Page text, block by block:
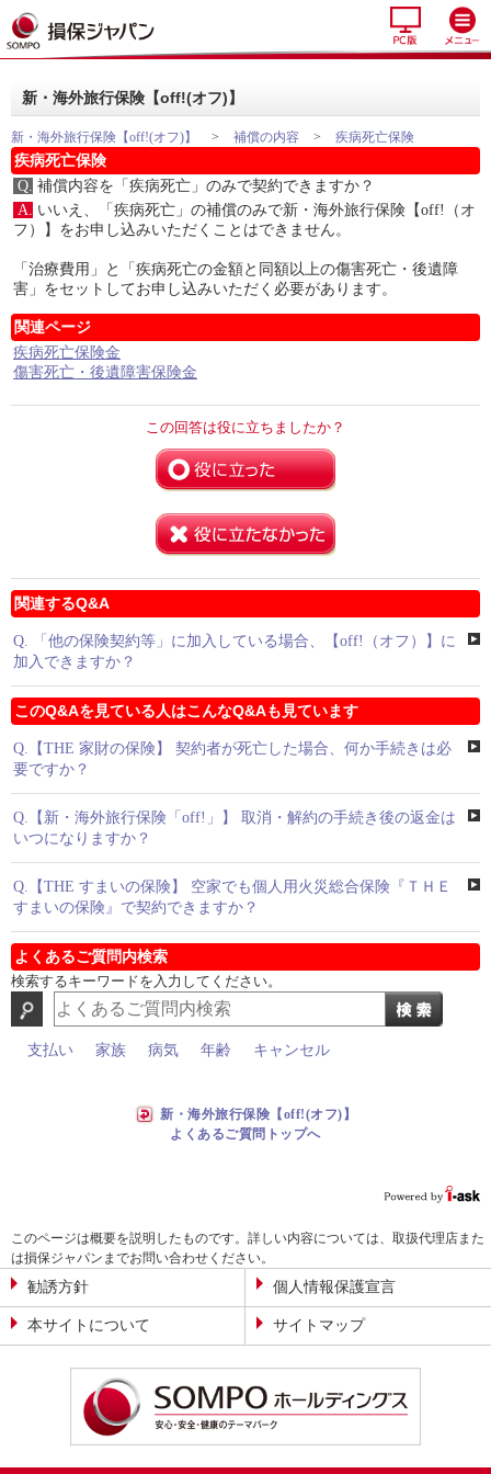
新・海外旅行保険【off!(オフ)】
新・海外旅行保険【off!(オフ)】 > 補償の内容 > 疾病死亡保険
疾病死亡保険
Q. 補償内容を「疾病死亡」のみで契約できますか？
A. いいえ、「疾病死亡」の補償のみで新・海外旅行保険【off!（オ
フ）】をお申し込みいただくことはできません。
「治療費用」と「疾病死亡の金額と同額以上の傷害死亡・後遺障
害」をセットしてお申し込みいただく必要があります。
関連ページ
疾病死亡保険金
傷害死亡・後遺障害保険金
この回答は役に立ちましたか？
関連するQ&A
Q.
「他の保険契約等」に加入している場合、【off!（オフ）】に
加入できますか？
このQ&Aを見ている人はこんなQ&Aも見ています
Q. 【THE 家財の保険】 契約者が死亡した場合、何か手続きは必
要ですか？
Q. 【新・海外旅行保険「off!」】 取消・解約の手続き後の返金は
いつになりますか？
Q. 【THE すまいの保険】 空家でも個人用火災総合保険『ＴＨＥ
すまいの保険』で契約できますか？
よくあるご質問内検索
検索するキーワードを入力してください。
支払い 家族 病気 年齢 キャンセル
新・海外旅行保険【off!(オフ)】
よくあるご質問トップへ
このページは概要を説明したものです。詳しい内容については、取扱代理店また
は損保ジャパンまでお問い合わせください。
勧誘方針 個人情報保護宣言
本サイトについて サイトマップ